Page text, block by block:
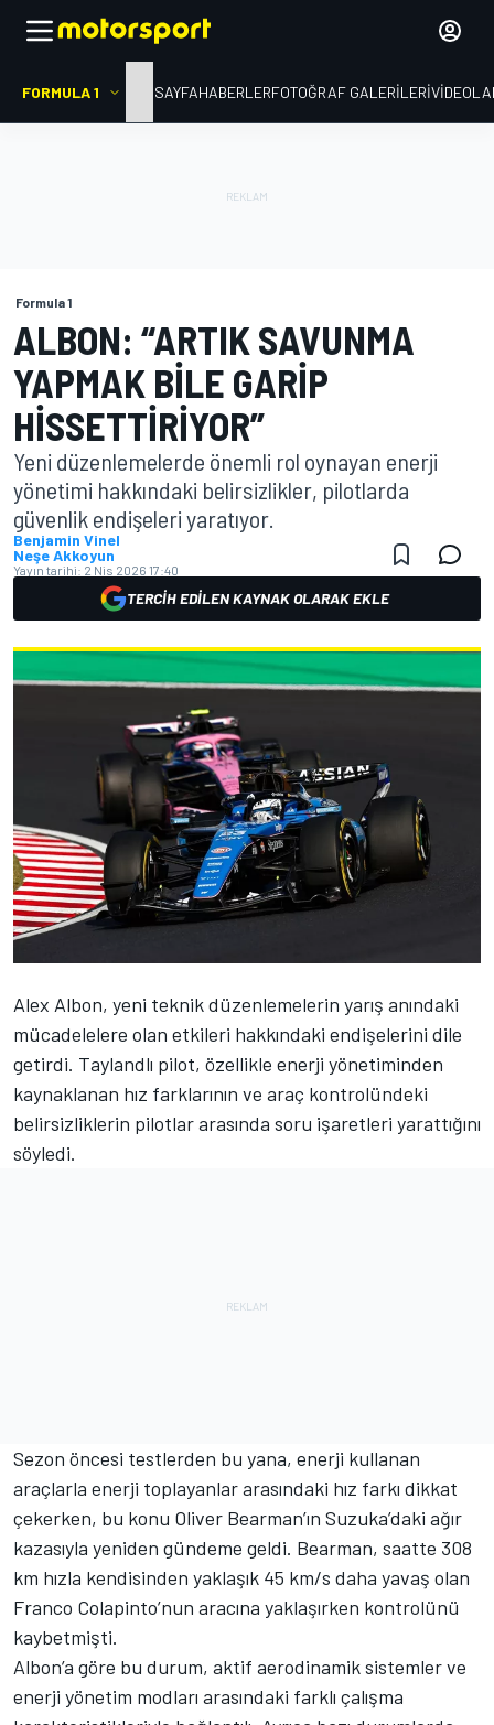
FORMULA 1 ANA SAYFAHABERLERFOTOĞRAF GALERILERI
Formula 1
ALBON: “ARTIK SAVUNMA
YAPMAK BILE GARIP
HISSETTIRIYOR”
Yeni düzenlemelerde önemli rol oynayan enerji
yönetimi hakkındaki belirsizlikler, pilotlarda
güvenlik endişeleri yaratıyor.
Benjamin Vinel
Neşe Akkoyun
Yayın tarihi: 2 Nis 2026 17:40
TERCIH EDILEN KAYNAK OLARAK EKLE
Alex Albon, yeni teknik düzenlemelerin yarış anındaki
mücadelelere olan etkileri hakkındaki endişelerini dile
getirdi. Taylandlı pilot, özellikle enerji yönetiminden
kaynaklanan hız farklarının ve araç kontrolündeki
belirsizliklerin pilotlar arasında soru işaretleri yarattığını
söyledi.
Sezon öncesi testlerden bu yana, enerji kullanan
araçlarla enerji toplayanlar arasındaki hız farkı dikkat
çekerken, bu konu Oliver Bearman’ın Suzuka’daki ağır
kazasıyla yeniden gündeme geldi. Bearman, saatte 308
km hızla kendisinden yaklaşık 45 km/s daha yavaş olan
Franco Colapinto’nun aracına yaklaşırken kontrolünü
kaybetmişti.
Albon’a göre bu durum, aktif aerodinamik sistemler ve
enerji yönetim modları arasındaki farklı çalışma